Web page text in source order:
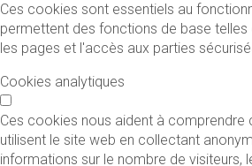
Ces cookies sont essentiels au
permettent des fonctions de base telles
les pages et l'accès aux parties
Cookies analytiques
Ces cookies nous aident à comprendre
utilisent le site web en collectant
informations sur le nombre de visiteurs,